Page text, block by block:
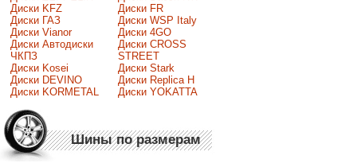
Диски KFZ
Диски ГАЗ
Диски Vianor
Диски Автодиски
ЧКПЗ
Диски Kosei
Диски DEVINO
Диски KORMETAL
Диски FR
Диски WSP Italy
Диски 4GO
Диски CROSS
STREET
Диски Stark
Диски Replica H
Диски YOKATTA
Шины по размерам